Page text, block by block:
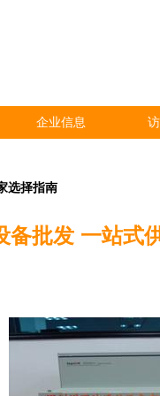
企业信息
选择指南
备批发 一站式